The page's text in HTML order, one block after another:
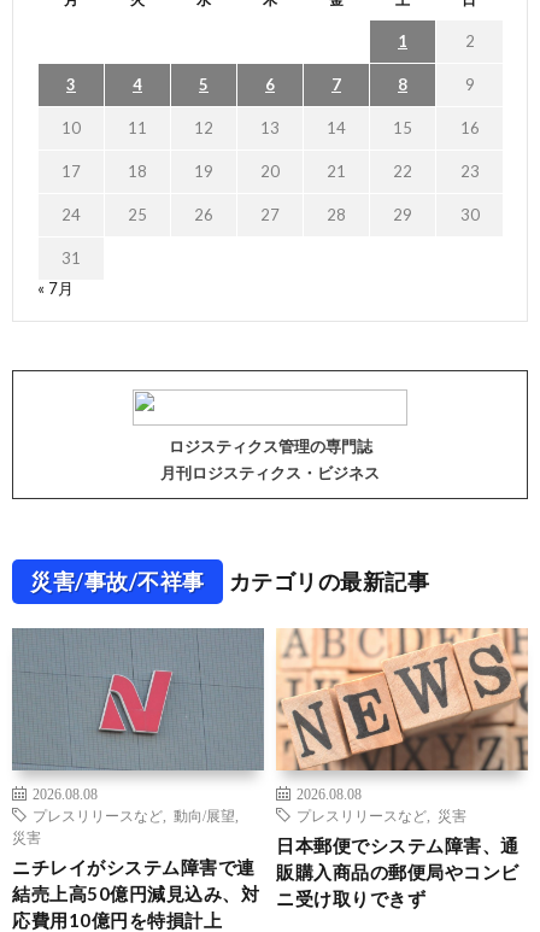
1 2
3 4 5 6 7 8 9
10 11 12 13 14 15 16
17 18 19 20 21 22 23
24 25 26 27 28 29 30
31
« 7月
ロジスティクス管理の専門誌
月刊ロジスティクス・ビジネス
災害/事故/不祥事 カテゴリの最新記事
2026.08.08
プレスリリースなど
動向/展望
災害
ニチレイがシステム障害で連
結売上高50億円減見込み、対
応費用10億円を特損計上
2026.08.08
プレスリリースなど
災害
日本郵便でシステム障害、通
販購入商品の郵便局やコンビ
ニ受け取りできず